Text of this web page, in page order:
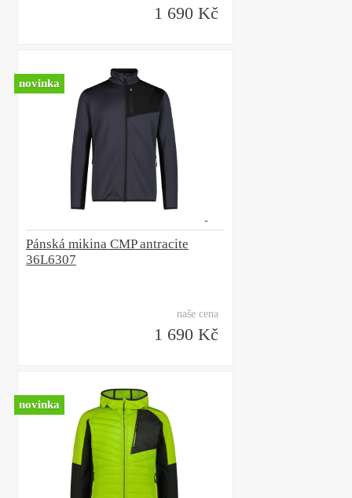
1 690 Kč
Pánská mikina CMP antracite
36L6307
naše cena
1 690 Kč
novinka
novinka